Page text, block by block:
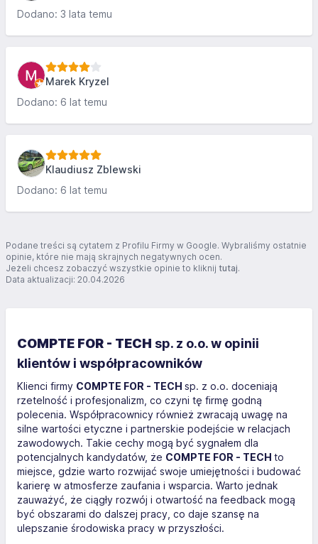
Dodano: 3 lata temu
Marek Kryzel
Dodano: 6 lat temu
Klaudiusz Zblewski
Dodano: 6 lat temu
Podane treści są cytatem z Profilu Firmy w Google. Wybraliśmy ostatnie
opinie, które nie mają skrajnych negatywnych ocen.
Jeżeli chcesz zobaczyć wszystkie opinie to kliknij tutaj.
Data aktualizacji: 20.04.2026
COMPTE FOR - TECH sp. z o.o. w opinii
klientów i współpracowników
Klienci firmy COMPTE FOR - TECH sp. z o.o. doceniają
rzetelność i profesjonalizm, co czyni tę firmę godną
polecenia. Współpracownicy również zwracają uwagę na
silne wartości etyczne i partnerskie podejście w relacjach
zawodowych. Takie cechy mogą być sygnałem dla
potencjalnych kandydatów, że COMPTE FOR - TECH to
miejsce, gdzie warto rozwijać swoje umiejętności i budować
karierę w atmosferze zaufania i wsparcia. Warto jednak
zauważyć, że ciągły rozwój i otwartość na feedback mogą
być obszarami do dalszej pracy, co daje szansę na
ulepszanie środowiska pracy w przyszłości.